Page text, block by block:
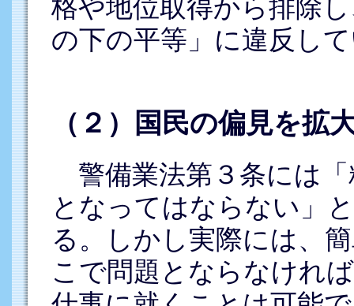
格や地位取得から排除
の下の平等」に違反し
（２）国民の偏見を拡
警備業法第３条には
となってはならない」
る。しかし実際には、
こで問題とならなけれ